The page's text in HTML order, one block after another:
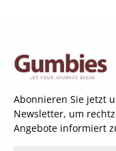
Abonnieren Sie jetzt
Newsletter, um
Angebote informiert